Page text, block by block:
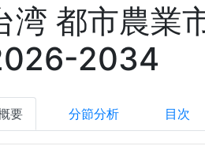
湾 都市農業
2034
要 分節分析 目次